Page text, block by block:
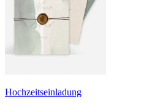
Hochzeitseinladung